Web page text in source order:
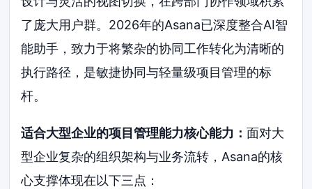
了庞大用户群。2026年的Asana已深度整合AI智
能助手，致力于将繁杂的协同工作转化为清晰的
执行路径，是敏捷协同与轻量级项目管理的标
杆。
适合大型企业的项目管理能力核心能力：面对大
型企业复杂的组织架构与业务流转，Asana的核
心支撑体现在以下三点：